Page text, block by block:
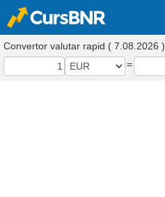
Convertor valutar rapid ( 7.08.2026 )
=